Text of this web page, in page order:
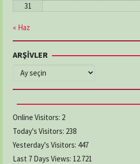
31
« Haz
ARŞİVLER
ARŞİVLER
Online Visitors: 2
Today's Visitors: 238
Yesterday's Visitors: 447
Last 7 Days Views: 12.721